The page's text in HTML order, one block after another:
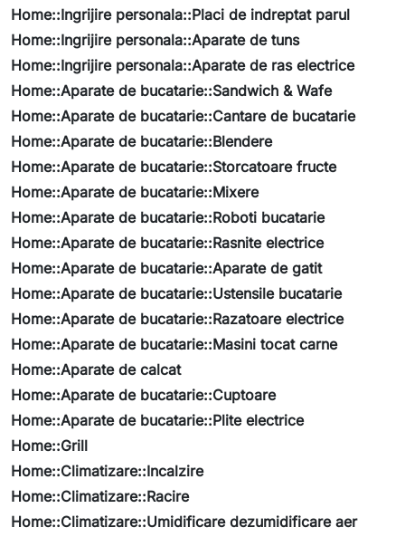
Home::Ingrijire personala::Placi de indreptat parul
Home::Ingrijire personala::Aparate de tuns
Home::Ingrijire personala::Aparate de ras electrice
Home::Aparate de bucatarie::Sandwich & Wafe
Home::Aparate de bucatarie::Cantare de bucatarie
Home::Aparate de bucatarie::Blendere
Home::Aparate de bucatarie::Storcatoare fructe
Home::Aparate de bucatarie::Mixere
Home::Aparate de bucatarie::Roboti bucatarie
Home::Aparate de bucatarie::Rasnite electrice
Home::Aparate de bucatarie::Aparate de gatit
Home::Aparate de bucatarie::Ustensile bucatarie
Home::Aparate de bucatarie::Razatoare electrice
Home::Aparate de bucatarie::Masini tocat carne
Home::Aparate de calcat
Home::Aparate de bucatarie::Cuptoare
Home::Aparate de bucatarie::Plite electrice
Home::Grill
Home::Climatizare::Incalzire
Home::Climatizare::Racire
Home::Climatizare::Umidificare dezumidificare aer